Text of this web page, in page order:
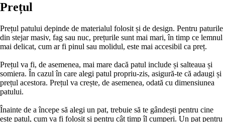
Prețul
Prețul patului depinde de materialul folosit și de design. Pentru paturile
din stejar masiv, fag sau nuc, prețurile sunt mai mari, în timp ce lemnul
mai delicat, cum ar fi pinul sau molidul, este mai accesibil ca preț.
Prețul va fi, de asemenea, mai mare dacă patul include și salteaua și
somiera. În cazul în care alegi patul propriu-zis, asigură-te că adaugi și
prețul acestora. Prețul va crește, de asemenea, odată cu dimensiunea
patului.
Înainte de a începe să alegi un pat, trebuie să te gândești pentru cine
este patul, cum va fi folosit și pentru cât timp îl cumperi. Un pat pentru